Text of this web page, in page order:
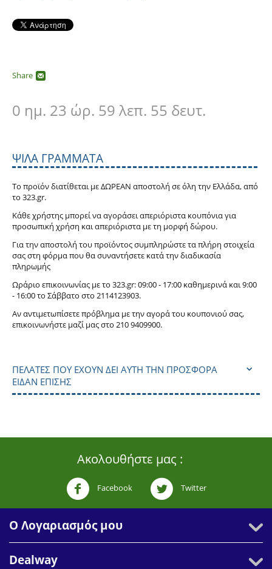
Share
0 ημ. 23 ώρ. 59 λεπ. 55 δευτ.
ΨΙΛΆ ΓΡΆΜΜΑΤΑ
Το προϊόν διατίθεται με ΔΩΡΕΑΝ αποστολή σε όλη την Ελλάδα, από
το 323.gr.
Κάθε χρήστης μπορεί να αγοράσει απεριόριστα κουπόνια για
προσωπική χρήση και απεριόριστα με τη μορφή δώρου.
Για την αποστολή του προϊόντος συμπληρώστε τα πλήρη στοιχεία
σας στη φόρμα που θα συναντήσετε κατά την διαδικασία
πληρωμής
Ωράριο επικοινωνίας με το 323.gr: 09:00 - 17:00 καθημερινά και 9:00
- 16:00 το Σάββατο στο 2114123903.
Αν αντιμετωπίσετε πρόβλημα με την αγορά του κουπονιού σας,
επικοινωνήστε μαζί μας στο 210 9409900.
ΠΕΛΆΤΕΣ ΠΟΥ ΈΧΟΥΝ ΔΕΙ ΑΥΤΉ ΤΗΝ ΠΡΟΣΦΟΡΆ
ΕΊΔΑΝ ΕΠΊΣΗΣ
Ακολουθήστε μας :
Facebook Twitter
Ο Λογαριασμός μου
Dealway